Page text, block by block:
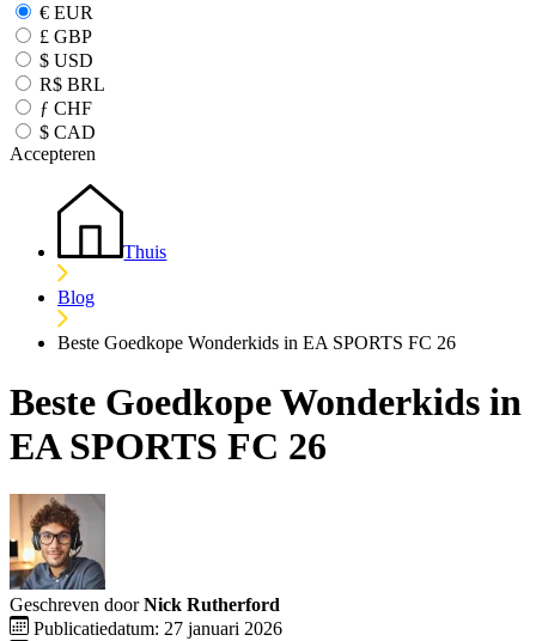
€ EUR
£ GBP
$ USD
R$ BRL
ƒ CHF
$ CAD
Accepteren
Thuis
Blog
Beste Goedkope Wonderkids in EA SPORTS FC 26
Beste Goedkope Wonderkids in
EA SPORTS FC 26
Geschreven door Nick Rutherford
Publicatiedatum: 27 januari 2026